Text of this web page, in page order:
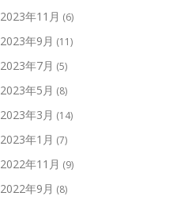
2023年11月 (6)
2023年9月 (11)
2023年7月 (5)
2023年5月 (8)
2023年3月 (14)
2023年1月 (7)
2022年11月 (9)
2022年9月 (8)